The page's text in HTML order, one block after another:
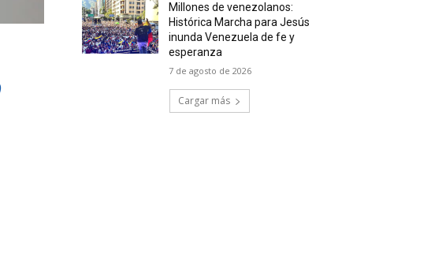
Millones de venezolanos:
Histórica Marcha para Jesús
inunda Venezuela de fe y
esperanza
7 de agosto de 2026
Cargar más